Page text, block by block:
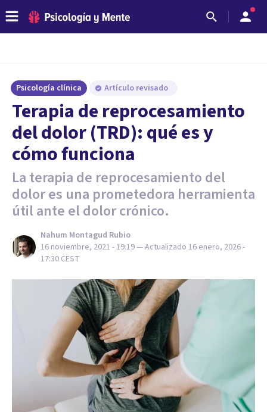
Psicología clínica Artículo revisado
Terapia de reprocesamiento
del dolor (TRD): qué es y
cómo funciona
La terapia de reprocesamiento del
dolor es una prometedora herramienta
útil ante el dolor crónico.
Nahum Montagud Rubio
16 noviembre, 2021 - 19:19— Actualizado 16 enero, 2026 -
17:30 CEST